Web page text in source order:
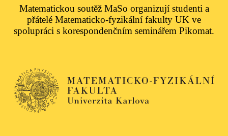
Matematickou soutěž MaSo organizují studenti a
přátelé Matematicko-fyzikální fakulty UK ve
spolupráci s korespondenčním seminářem Pikomat.